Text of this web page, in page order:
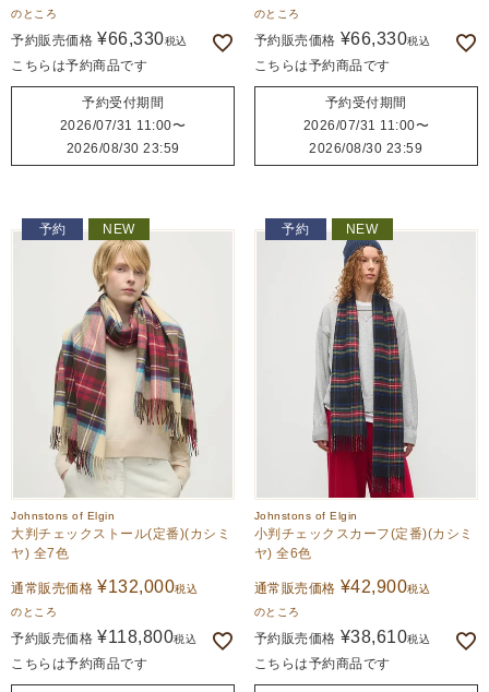
のところ
予約販売価格 ¥66,330税込
こちらは予約商品です
予約受付期間
2026/07/31 11:00〜
2026/08/30 23:59
のところ
予約販売価格 ¥66,330税込
こちらは予約商品です
予約受付期間
2026/07/31 11:00〜
2026/08/30 23:59
予約 NEW
Johnstons of Elgin
大判チェックストール(定番)(カシミ
ヤ) 全7色
通常販売価格 ¥132,000税込
のところ
予約販売価格 ¥118,800税込
こちらは予約商品です
予約 NEW
Johnstons of Elgin
小判チェックスカーフ(定番)(カシミ
ヤ) 全6色
通常販売価格 ¥42,900税込
のところ
予約販売価格 ¥38,610税込
こちらは予約商品です